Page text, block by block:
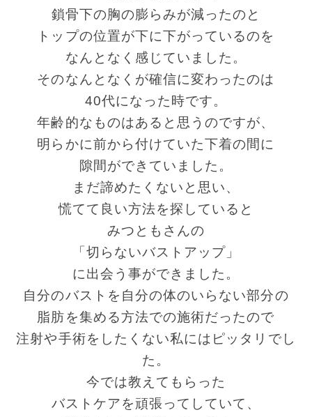
鎖骨下の胸の膨らみが減ったのと
トップの位置が下に下がっているのを
なんとなく感じていました。
そのなんとなくが確信に変わったのは
40代になった時です。
年齢的なものはあると思うのですが、
明らかに前から付けていた下着の間に
隙間ができていました。
まだ諦めたくないと思い、
慌てて良い方法を探していると
みつともさんの
「切らないバストアップ」
に出会う事ができました。
自分のバストを自分の体のいらない部分の
脂肪を集める方法での施術だったので
注射や手術をしたくない私にはピッタリでし
た。
今では教えてもらった
バストケアを頑張ってしていて、